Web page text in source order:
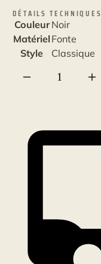
DÉTAILS TECHNIQUES
Couleur Noir
Matériel Fonte
Style
Classique
quantité
courante